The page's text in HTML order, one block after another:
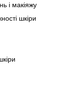
і макіяжу
шкіри